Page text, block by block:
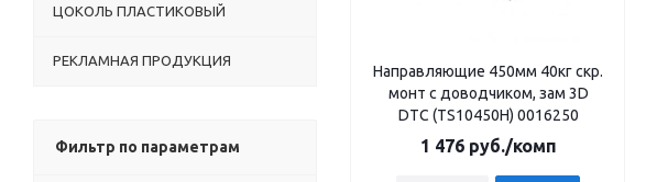
Направляющие 450мм 40кг скр.
монт c доводчиком, зам 3D
DTC (TS10450H) 0016250
1 476руб./комп
ЦОКОЛЬ ПЛАСТИКОВЫЙ
РЕКЛАМНАЯ ПРОДУКЦИЯ
Фильтр по параметрам